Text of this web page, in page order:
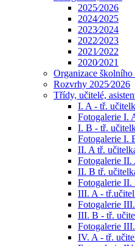
2025⁄2026
2024⁄2025
2023⁄2024
2022⁄2023
2021⁄2022
2020⁄2021
Organizace školního
Rozvrhy 2025⁄2026
Třídy, učitelé,
I. A - tř.
Fotogalerie I.
I. B - tř.
Fotogalerie I.
II. A tř.
Fotogalerie II.
II. B tř.
Fotogalerie II.
III. A -
Fotogalerie
III. B - tř.
Fotogalerie
IV. A - tř.